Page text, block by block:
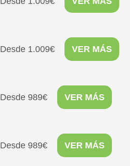
Desde 1.009€ VER MÁS
Desde 989€ VER MÁS
Desde 989€ VER MÁS